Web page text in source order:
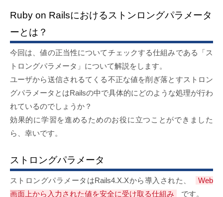
Ruby on Railsにおけるストンロングパラメータ
ーとは？
今回は、値の正当性についてチェックする仕組みである「ス
トロングパラメータ」について解説をします。
ユーザから送信されるてくる不正な値を削ぎ落とすストロン
グパラメータとはRailsの中で具体的にどのような処理が行わ
れているのでしょうか？
効果的に学習を進めるためのお役に立つことができました
ら、幸いです。
ストロングパラメータ
ストロングパラメータはRails4.X.Xから導入された、
Web
画面上から入力された値を安全に受け取る仕組み
です。